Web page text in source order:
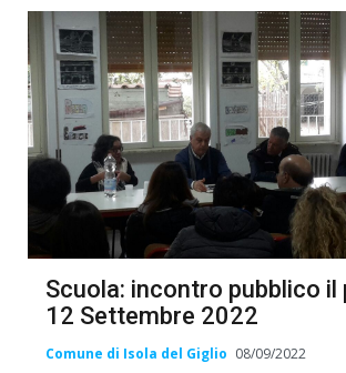
Scuola: incontro pubblico
12 Settembre 2022
Comune di Isola del Giglio 08/09/2022